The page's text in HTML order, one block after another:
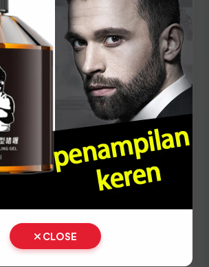
di Sulawesi
pemilik kendaraan wajib
pelat nomor dan cek fisik
dokumen tambahan ini:
pemilik kendaraan
asli beserta fotokopi
langkah demi langkah berikut:
CLOSE